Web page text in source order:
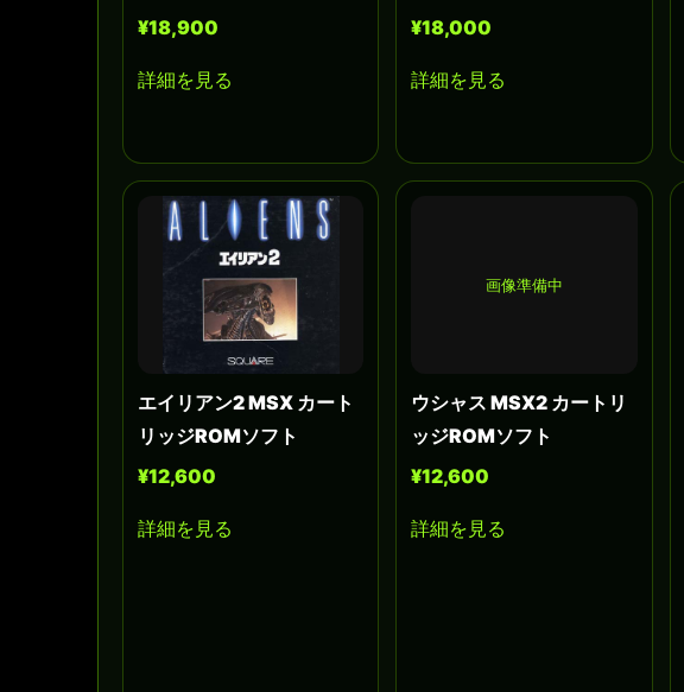
¥18,900
詳細を見る
¥18,000
詳細を見る
エイリアン2 MSX カート
リッジROMソフト
¥12,600
詳細を見る
画像準備中
ウシャス MSX2 カートリ
ッジROMソフト
¥12,600
詳細を見る